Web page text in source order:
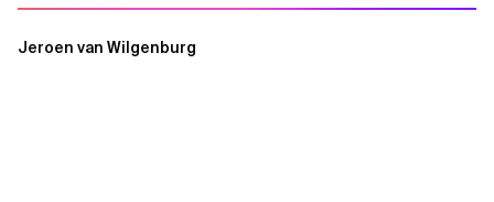
Jeroen van Wilgenburg